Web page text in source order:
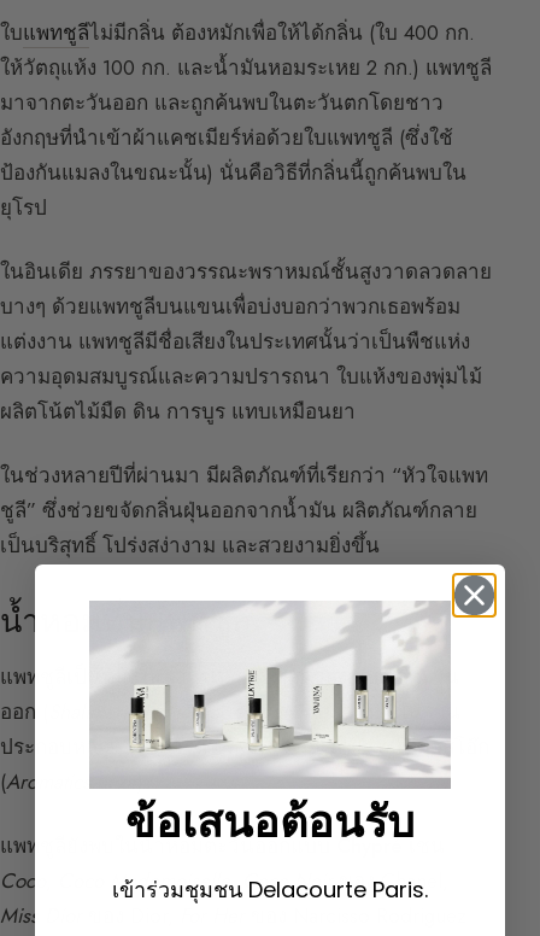
ใบแพทชูลีไม่มีกลิ่น ต้องหมักเพื่อให้ได้กลิ่น (ใบ 400 กก.
ให้วัตถุแห้ง 100 กก. และน้ำมันหอมระเหย 2 กก.) แพทชูลี
มาจากตะวันออก และถูกค้นพบในตะวันตกโดยชาว
อังกฤษที่นำเข้าผ้าแคชเมียร์ห่อด้วยใบแพทชูลี (ซึ่งใช้
ป้องกันแมลงในขณะนั้น) นั่นคือวิธีที่กลิ่นนี้ถูกค้นพบใน
ยุโรป
ในอินเดีย ภรรยาของวรรณะพราหมณ์ชั้นสูงวาดลวดลาย
บางๆ ด้วยแพทชูลีบนแขนเพื่อบ่งบอกว่าพวกเธอพร้อม
แต่งงาน แพทชูลีมีชื่อเสียงในประเทศนั้นว่าเป็นพืชแห่ง
ความอุดมสมบูรณ์และความปรารถนา ใบแห้งของพุ่มไม้
ผลิตโน้ตไม้มืด ดิน การบูร แทบเหมือนยา
ในช่วงหลายปีที่ผ่านมา มีผลิตภัณฑ์ที่เรียกว่า “หัวใจแพท
ชูลี” ซึ่งช่วยขจัดกลิ่นฝุ่นออกจากน้ำมัน ผลิตภัณฑ์กลาย
เป็นบริสุทธิ์ โปร่งสง่างาม และสวยงามยิ่งขึ้น
น้ำหอมที่มีแพทชูลี
แพทชูลีเป็นหนึ่งในส่วนประกอบหลักของอคอร์ดตะวัน
ออก (
,Habit Rouge ,Opium ) เป็นหนึ่งในส่วน
ประกอบหลักของอคอร์ด Chypré ด้วย โดยแทนที่มอสโอ๊ก
(Aromatics Elixir)
แพทชูลียังพบในน้ำหอมตะวันออกแบบ Chypréเช่น
Coco
Coco Mademoiselle, Coco Noir ของ Chanel,
Miss Dior
ข้อเสนอต้อนรับ
เข้าร่วมชุมชน Delacourte Paris.